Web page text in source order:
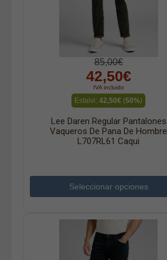
85,00€
42,50€
IVA incluido
Estalvi: 42,50€ (50%)
Lee Daren Regular Pantalones
Vaqueros De Pana De Hombre
L707RL61 Caqui
Seleccionar opciones